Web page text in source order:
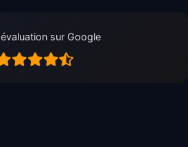
évaluation sur Google